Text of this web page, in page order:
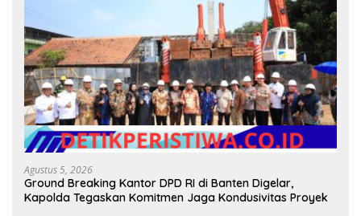
Agustus 5, 2026
Ground Breaking Kantor DPD RI di Banten Digelar,
Kapolda Tegaskan Komitmen Jaga Kondusivitas Proyek